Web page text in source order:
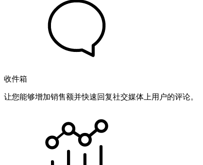
收件箱
让您能够增加销售额并快速回复社交媒体上用户的评论。